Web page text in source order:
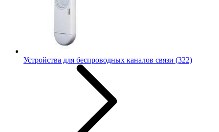
Устройства для беспроводных каналов связи (322)